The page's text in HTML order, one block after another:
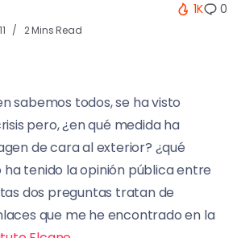
2 Mins Read
1K 0
sabemos todos, se ha visto
pero, ¿en qué medida ha
de cara al exterior? ¿qué
tenido la opinión pública entre
dos preguntas tratan de
que me he encontrado en la